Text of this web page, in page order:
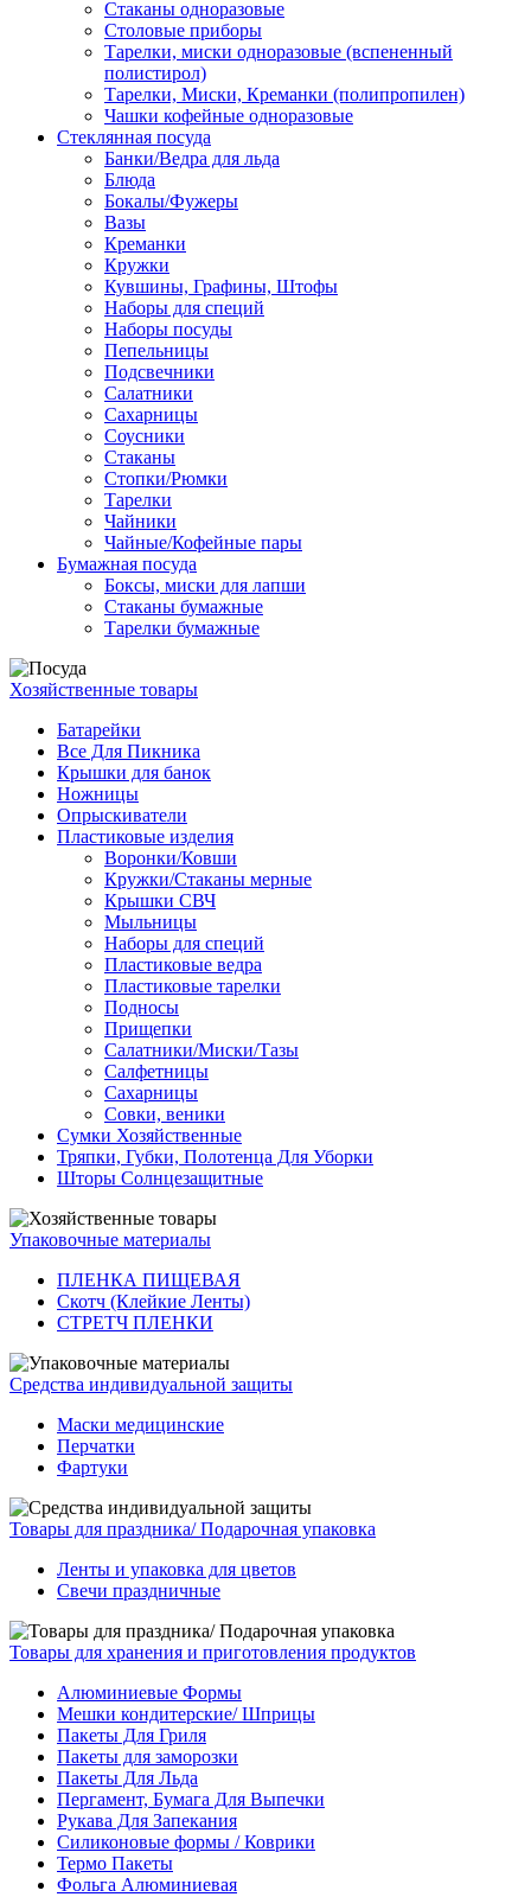
Стаканы одноразовые
Столовые приборы
Тарелки, миски одноразовые (вспененный
полистирол)
Тарелки, Миски, Креманки (полипропилен)
Чашки кофейные одноразовые
Стеклянная посуда
Банки/Ведра для льда
Блюда
Бокалы/Фужеры
Вазы
Креманки
Кружки
Кувшины, Графины, Штофы
Наборы для специй
Наборы посуды
Пепельницы
Подсвечники
Салатники
Сахарницы
Соусники
Стаканы
Стопки/Рюмки
Тарелки
Чайники
Чайные/Кофейные пары
Бумажная посуда
Боксы, миски для лапши
Стаканы бумажные
Тарелки бумажные
Хозяйственные товары
Батарейки
Все Для Пикника
Крышки для банок
Ножницы
Опрыскиватели
Пластиковые изделия
Воронки/Ковши
Кружки/Стаканы мерные
Крышки СВЧ
Мыльницы
Наборы для специй
Пластиковые ведра
Пластиковые тарелки
Подносы
Прищепки
Салатники/Миски/Тазы
Салфетницы
Сахарницы
Совки, веники
Сумки Хозяйственные
Тряпки, Губки, Полотенца Для Уборки
Шторы Солнцезащитные
Упаковочные материалы
ПЛЕНКА ПИЩЕВАЯ
Скотч (Клейкие Ленты)
СТРЕТЧ ПЛЕНКИ
Средства индивидуальной защиты
Маски медицинские
Перчатки
Фартуки
Товары для праздника/ Подарочная упаковка
Ленты и упаковка для цветов
Свечи праздничные
Товары для хранения и приготовления продуктов
Алюминиевые Формы
Мешки кондитерские/ Шприцы
Пакеты Для Гриля
Пакеты для заморозки
Пакеты Для Льда
Пергамент, Бумага Для Выпечки
Рукава Для Запекания
Силиконовые формы / Коврики
Термо Пакеты
Фольга Алюминиевая